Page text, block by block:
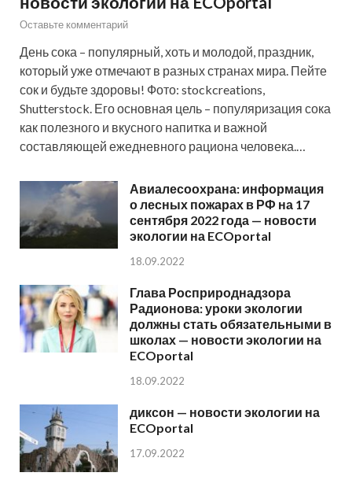
Оставьте комментарий
День сока – популярный, хоть и молодой, праздник,
который уже отмечают в разных странах мира. Пейте
сок и будьте здоровы! Фото: stockcreations,
Shutterstock. Его основная цель – популяризация сока
как полезного и вкусного напитка и важной
составляющей ежедневного рациона человека.…
Авиалесоохрана: информация
о лесных пожарах в РФ на 17
сентября 2022 года — новости
экологии на ECOportal
18.09.2022
Глава Росприроднадзора
Радионова: уроки экологии
должны стать обязательными в
школах — новости экологии на
ECOportal
18.09.2022
диксон — новости экологии на
ECOportal
17.09.2022